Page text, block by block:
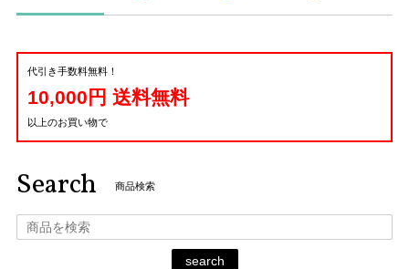
代引き手数料無料！
10,000円 送料無料
以上のお買い物で
Search 商品検索
search